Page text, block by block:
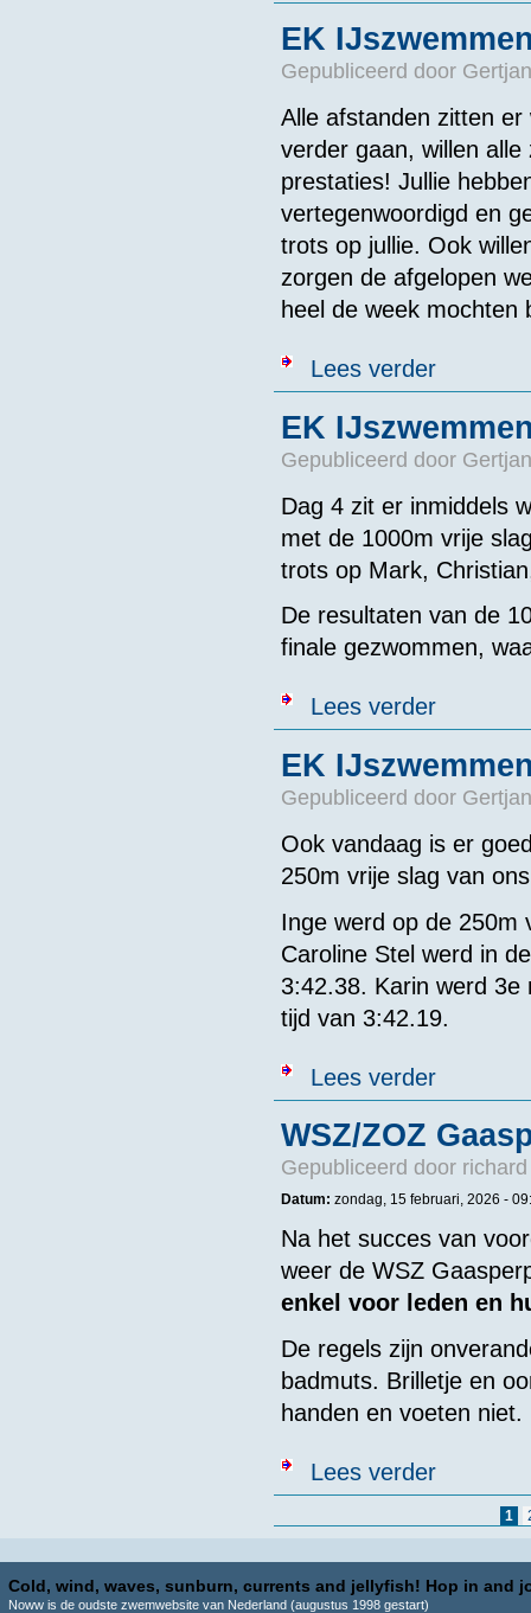
EK
Gepubliceerd door
Alle afstanden zitten
verder gaan, willen
prestaties! Jullie
vertegenwoordigd en
trots op jullie. Ook
zorgen de afgelopen
heel de week mochten
Lees verderover EK
EK
Gepubliceerd door
Dag 4 zit er inmiddels
met de 1000m vrije
trots op Mark,
De resultaten van de
finale gezwommen,
Lees verderover EK
EK
Gepubliceerd door
Ook vandaag is er
250m vrije slag van
Inge werd op de 250m
Caroline Stel werd in
3:42.38. Karin werd
tijd van 3:42.19.
Lees verderover EK
WSZ/ZOZ
Gepubliceerd door
Datum: zondag, 15 februari, 2026 -
Na het succes van
weer de WSZ
enkel voor leden en
De regels zijn
badmuts. Brilletje en
handen en voeten niet.
Lees verderover WSZ/
1
Cold, wind, waves, sunburn, currents and jellyfish! Hop in and
Noww is de oudste zwemwebsite van Nederland (augustus 1998 gestart)